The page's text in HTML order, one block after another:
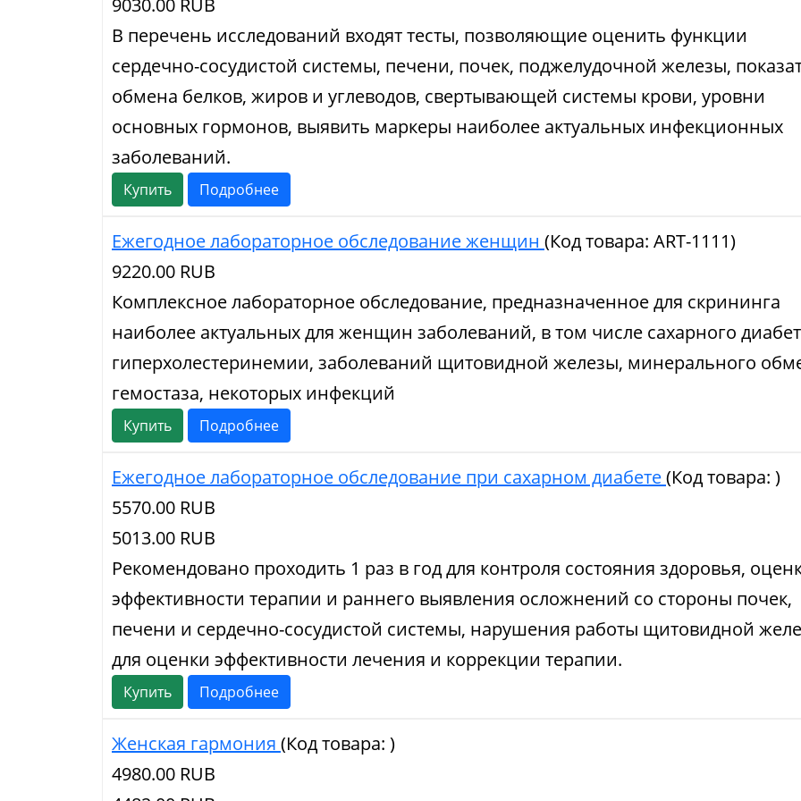
9030.00 RUB
В перечень исследований входят тесты, позволяющие оценить функции
сердечно-сосудистой системы, печени, почек, поджелудочной железы,
обмена белков, жиров и углеводов, свертывающей системы крови, уровни
основных гормонов, выявить маркеры наиболее актуальных инфекционных
заболеваний.
Купить Подробнее
Ежегодное лабораторное обследование женщин (Код товара: ART-1111)
9220.00 RUB
Комплексное лабораторное обследование, предназначенное для скрининга
наиболее актуальных для женщин заболеваний, в том числе сахарного
гиперхолестеринемии, заболеваний щитовидной железы, минерального
гемостаза, некоторых инфекций
Купить Подробнее
Ежегодное лабораторное обследование при сахарном диабете(Код товара: )
5570.00 RUB
5013.00 RUB
Рекомендовано проходить 1 раз в год для контроля состояния здоровья,
эффективности терапии и раннего выявления осложнений со стороны почек,
печени и сердечно-сосудистой системы, нарушения работы щитовидной
для оценки эффективности лечения и коррекции терапии.
Купить Подробнее
Женская гармония (Код товара: )
4980.00 RUB